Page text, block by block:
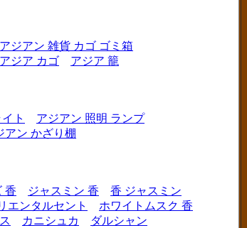
アジアン 雑貨 カゴ ゴミ箱
アジア カゴ
アジア 籠
ト
アジアン 照明 ランプ
アン かざり棚
香 ジャスミン 香
香 ジャスミン
エンタルセント
ホワイトムスク 香
カニシュカ
ダルシャン